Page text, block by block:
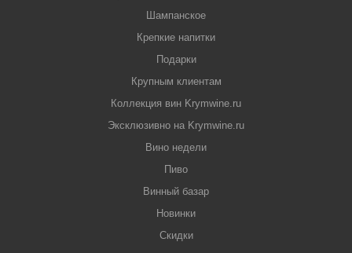
Шампанское
Крепкие напитки
Подарки
Крупным клиентам
Коллекция вин Krymwine.ru
Эксклюзивно на Krymwine.ru
Вино недели
Пиво
Винный базар
Новинки
Скидки